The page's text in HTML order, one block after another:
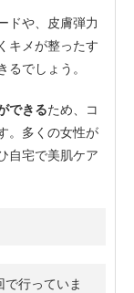
ドや、皮膚弾力
キメが整ったす
るでしょう。
できるため、コ
。多くの女性が
自宅で美肌ケア
行っていま